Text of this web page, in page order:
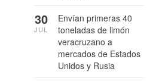
Envían primeras 40
toneladas de limón
veracruzano a
mercados de Estados
Unidos y Rusia
30
JUL